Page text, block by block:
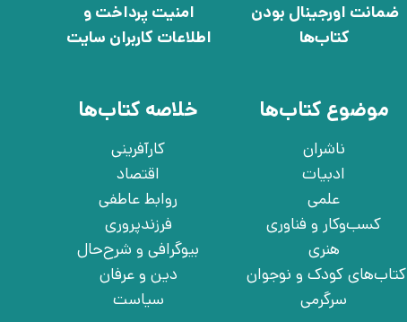
ضمانت اورجینال بودن
کتاب‌ها
امنیت پرداخت و
اطلاعات کاربران سایت
موضوع کتاب‌ها
ناشران
ادبیات
علمی
کسب‌وکار و فناوری
هنری
کتاب‌های کودک و نوجوان
سرگرمی
خلاصه کتاب‌ها
کارآفرینی
اقتصاد
روابط عاطفی
فرزندپروری
بیوگرافی و شرح‌حال
دین و عرفان
سیاست